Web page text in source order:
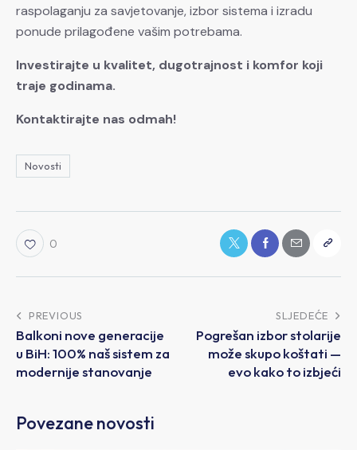
raspolaganju za savjetovanje, izbor sistema i izradu
ponude prilagođene vašim potrebama.
Investirajte u kvalitet, dugotrajnost i komfor koji
traje godinama.
Kontaktirajte nas odmah!
Novosti
0
PREVIOUS
Balkoni nove generacije
u BiH: 100% naš sistem za
modernije stanovanje
SLJEDEĆE
Pogrešan izbor stolarije
može skupo koštati —
evo kako to izbjeći
Povezane novosti